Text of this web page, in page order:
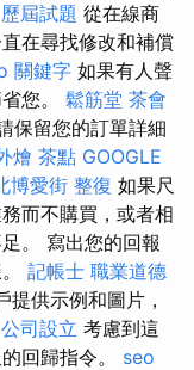
屆試題 從在線商
在尋找修改和補償
關鍵字 如果有人聲
您。 鬆筋堂 茶會
保留您的訂單詳細
燴 茶點 GOOGLE
博愛街 整復 如果尺
而不購買，或者相
。 寫出您的回報
記帳士 職業道德
提供示例和圖片，
公司設立 考慮到這
回歸指令。 seo